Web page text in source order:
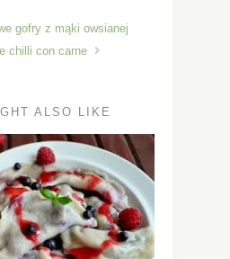
gofry z mąki owsianej
chilli con carne
ALSO LIKE